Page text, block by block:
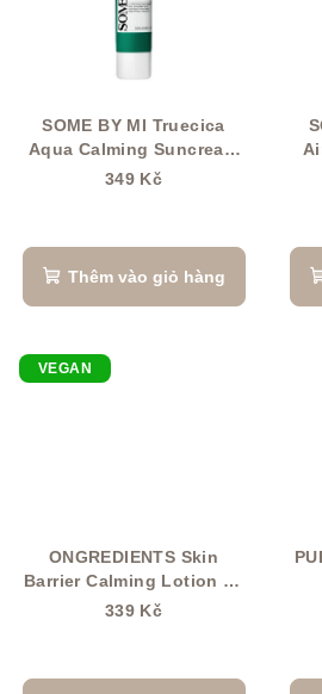
trên
5
sao.
SOME BY MI Truecica
Aqua Calming Suncream
50 ml
349 Kč
Thêm vào giỏ hàng
VEGAN
ONGREDIENTS Skin
Barrier Calming Lotion 80
ml
339 Kč